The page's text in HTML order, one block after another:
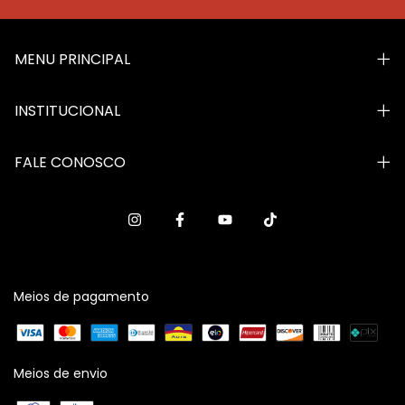
MENU PRINCIPAL
INSTITUCIONAL
FALE CONOSCO
Meios de pagamento
Meios de envio